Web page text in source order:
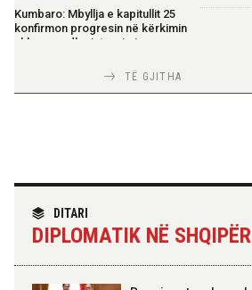
Kumbaro: Mbyllja e kapitullit 25
konfirmon progresin në kërkimin
shkencor dhe integrimin
Model i ri publik për menaxhimin
e shërbimeve mbështetëse
shëndetësore, Sala: Cilësi e
TË GJITHA
DITARI
DIPLOMATIK NË